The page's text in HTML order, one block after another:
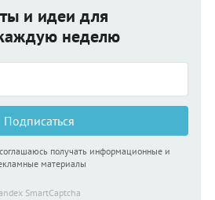
и идеи для
неделю
Подписаться
получать информационные и
материалы
SmartCaptcha